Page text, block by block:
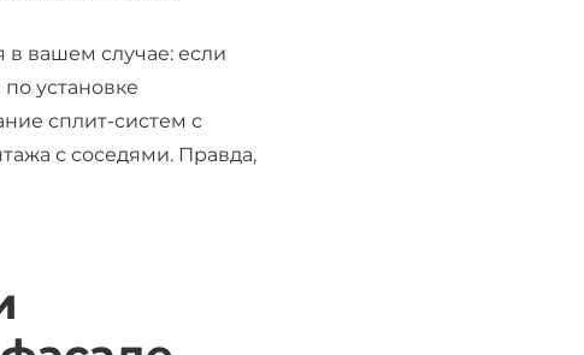
вашем случае: если
установке
сплит-систем с
с соседями. Правда,